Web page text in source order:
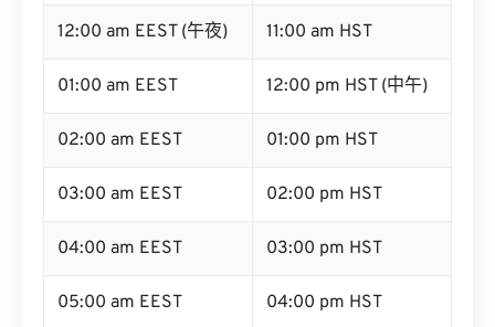
12:00 am EEST (午夜) 11:00 am HST
01:00 am EEST 12:00 pm HST (中午)
02:00 am EEST 01:00 pm HST
03:00 am EEST 02:00 pm HST
04:00 am EEST 03:00 pm HST
05:00 am EEST 04:00 pm HST